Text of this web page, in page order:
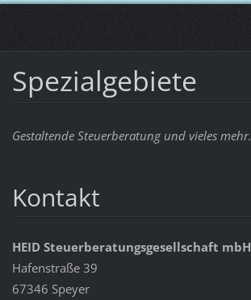
Spezialgebiete
Gestaltende Steuerberatung und vieles mehr.
Kontakt
HEID Steuerberatungsgesellschaft mbH
Hafenstraße 39
67346 Speyer